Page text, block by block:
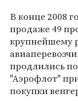
В конце 2008
продаже 49
крупнейшему
продлились
"Аэрофлот"
покупки